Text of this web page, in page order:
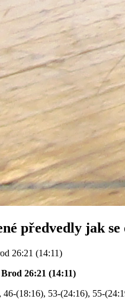
předvedly jak
26:21 (14:11)
26:21 (14:11)
(18:16), 53-(24:16), 55-